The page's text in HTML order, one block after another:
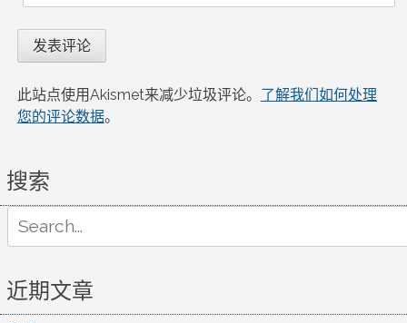
此站点使用Akismet来减少垃圾评论。 了解我们如何处理
您的评论数据。
搜索
for:
近期文章